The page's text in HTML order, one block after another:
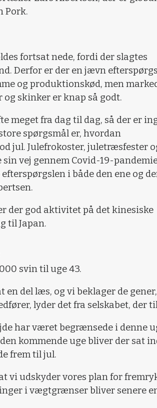
Pork.
fortsat nede, fordi der slagtes
Derfor er der en jævn
og produktionskød, men
skinker er knap så godt.
meget fra dag til dag, så der er
spørgsmål er, hvordan
jul. Julefrokoster, juletræsfester
vej gennem Covid-19-
i både den ene og
der god aktivitet på det kinesiske
til Japan.
svin til uge 43.
del læs, og vi beklager de
lyder det fra selskabet, der
har været begrænsede i denne
kommende uge bliver der sat
frem til jul.
vi udskyder vores plan for
i vægtgrænser bliver senere